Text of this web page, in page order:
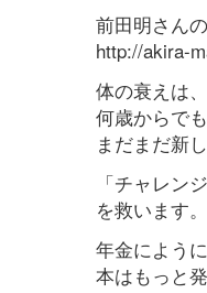
前田明さん
http://akira-
体の衰えは
何歳からで
まだまだ新
「チャレン
を救います。
年金によう
本はもっと